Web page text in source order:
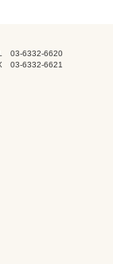
03-6332-6620
03-6332-6621